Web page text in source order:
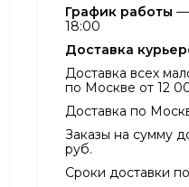
График работы —
18:00
Доставка
Доставка всех
по Москве от 12
Доставка по
Заказы на сумму
руб.
Сроки доставки